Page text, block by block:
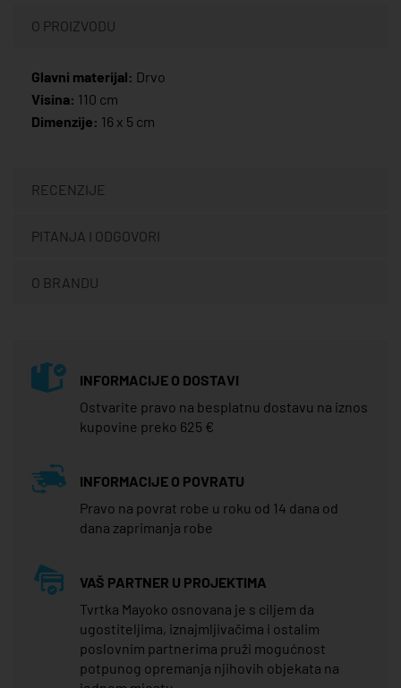
O PROIZVODU
Glavni materijal: Drvo
Visina: 110 cm
Dimenzije: 16 x 5 cm
RECENZIJE
PITANJA I ODGOVORI
O BRANDU
INFORMACIJE O DOSTAVI
Ostvarite pravo na besplatnu dostavu na iznos
kupovine preko 625 €
INFORMACIJE O POVRATU
Pravo na povrat robe u roku od 14 dana od
dana zaprimanja robe
VAŠ PARTNER U PROJEKTIMA
Tvrtka Mayoko osnovana je s ciljem da
ugostiteljima, iznajmljivačima i ostalim
poslovnim partnerima pruži mogućnost
potpunog opremanja njihovih objekata na